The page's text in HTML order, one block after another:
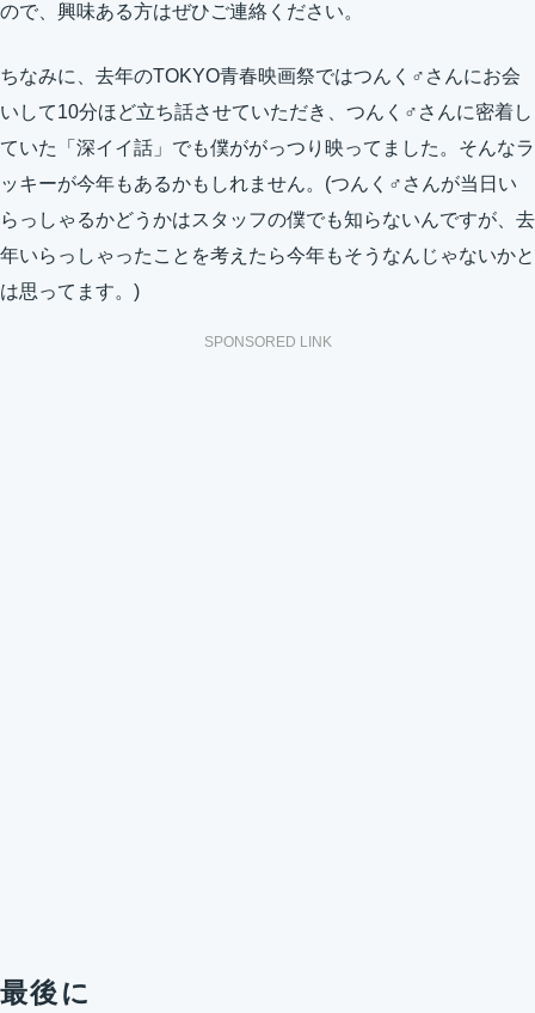
ので、興味ある方はぜひご連絡ください。
ちなみに、去年のTOKYO青春映画祭ではつんく♂さんにお会
いして10分ほど立ち話させていただき、つんく♂さんに密着し
ていた「深イイ話」でも僕ががっつり映ってました。そんなラ
ッキーが今年もあるかもしれません。(つんく♂さんが当日い
らっしゃるかどうかはスタッフの僕でも知らないんですが、去
年いらっしゃったことを考えたら今年もそうなんじゃないかと
は思ってます。)
SPONSORED LINK
最後に